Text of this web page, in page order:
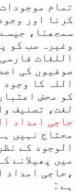
تمام
کرنا اور
سمجھنا،
وغيرہ سب کو
اللغات فارسی
صوفيوں کی
اللہ کا
کو محض
لغت، تصنيف
حاجی امداد
محتاج نہیں
الوجود کے
میں پھیلانے
،حاجی امداد
ہے :